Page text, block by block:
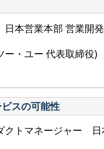
本営業本部 営業開
ー・ユー 代表取締役)
スの可能性
トマネージャー 日